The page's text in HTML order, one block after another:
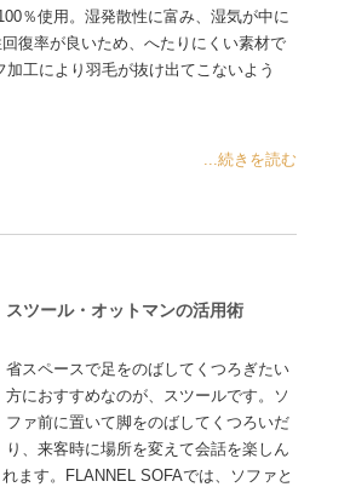
％使用。湿発散性に富み、湿気が中に
復率が良いため、へたりにくい素材で
加工により羽毛が抜け出てこないよう
...続きを読む
スツール・オットマンの活用術
省スペースで足をのばしてくつろぎたい
方におすすめなのが、スツールです。ソ
ファ前に置いて脚をのばしてくつろいだ
り、来客時に場所を変えて会話を楽しん
ます。FLANNEL SOFAでは、ソファと